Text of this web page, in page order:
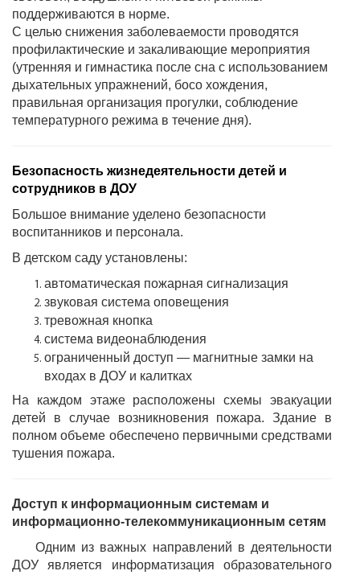
поддерживаются в норме.
С целью снижения заболеваемости проводятся
профилактические и закаливающие мероприятия
(утренняя и гимнастика после сна с использованием
дыхательных упражнений, босо хождения,
правильная организация прогулки, соблюдение
температурного режима в течение дня).
Безопасность жизнедеятельности детей и
сотрудников в ДОУ
Большое внимание уделено безопасности
воспитанников и персонала.
В детском саду установлены:
автоматическая пожарная сигнализация
звуковая система оповещения
тревожная кнопка
система видеонаблюдения
ограниченный доступ — магнитные замки на
входах в ДОУ и калитках
На каждом этаже расположены схемы эвакуации
детей в случае возникновения пожара. Здание в
полном объеме обеспечено первичными средствами
тушения пожара.
Доступ к информационным системам и
информационно-телекоммуникационным сетям
Одним из важных направлений в деятельности
ДОУ является информатизация образовательного